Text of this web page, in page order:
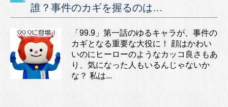
誰？事件のカギを握るのは…
「99.9」第一話のゆるキャラが、事件の
カギとなる重要な大役に！ 顔はかわい
いのにヒーローのようなカッコ良さもあ
り、気になった人もいるんじゃないか
な？ 私は...